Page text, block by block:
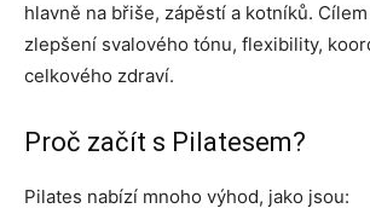
hlavně na břiše, zápěstí a kotníků.
zlepšení svalového tónu, flexibility,
celkového zdraví.
Proč začít s Pilatesem?
Pilates nabízí mnoho výhod, jako jsou: